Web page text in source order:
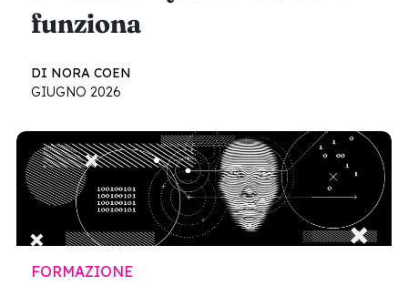
funziona
DI NORA COEN
GIUGNO 2026
FORMAZIONE